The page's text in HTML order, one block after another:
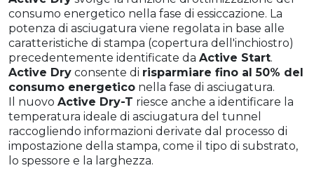
consumo energetico nella fase di essiccazione. La
potenza di asciugatura viene regolata in base alle
caratteristiche di stampa (copertura dell'inchiostro)
precedentemente identificate da Active Start.
Active Dry consente di risparmiare fino al 50% del
consumo energetico nella fase di asciugatura.
Il nuovo Active Dry-T riesce anche a identificare la
temperatura ideale di asciugatura del tunnel
raccogliendo informazioni derivate dal processo di
impostazione della stampa, come il tipo di substrato,
lo spessore e la larghezza.